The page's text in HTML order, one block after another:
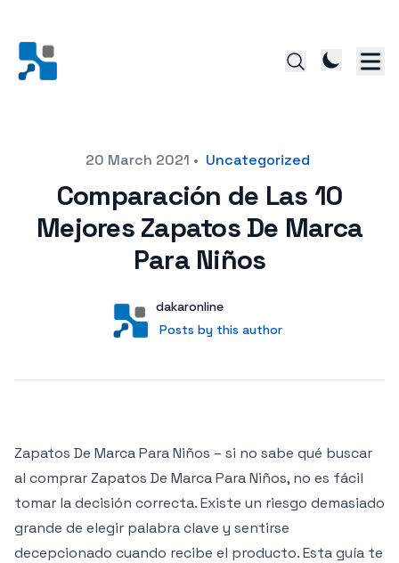
20 March 2021 • Uncategorized
Comparación de Las 10
Mejores Zapatos De Marca
Para Niños
User
dakaronline
Posts by this author
Posts by this author
Zapatos De Marca Para Niños – si no sabe qué buscar
al comprar Zapatos De Marca Para Niños, no es fácil
tomar la decisión correcta. Existe un riesgo demasiado
grande de elegir palabra clave y sentirse
decepcionado cuando recibe el producto. Esta guía te